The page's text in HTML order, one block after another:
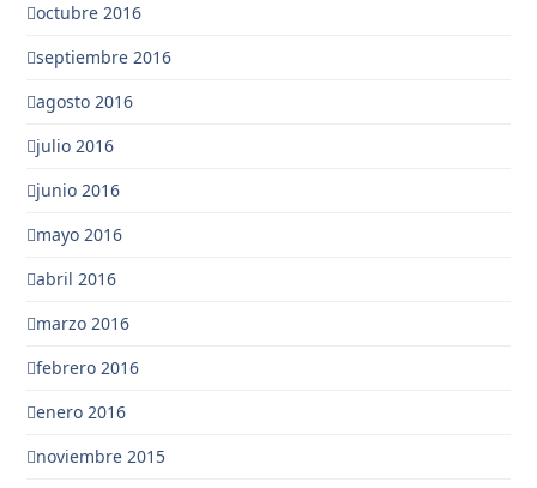
octubre 2016
septiembre 2016
agosto 2016
julio 2016
junio 2016
mayo 2016
abril 2016
marzo 2016
febrero 2016
enero 2016
noviembre 2015